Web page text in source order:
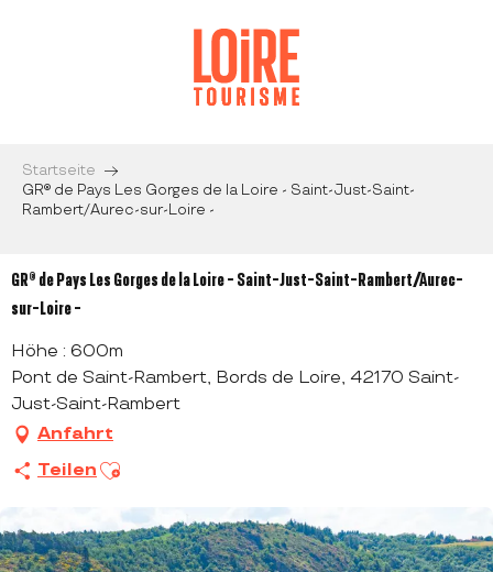
Startseite
GR® de Pays Les Gorges de la Loire - Saint-Just-Saint-
Rambert/Aurec-sur-Loire -
GR® de Pays Les Gorges de la Loire - Saint-Just-Saint-Rambert/Aurec-
sur-Loire -
Höhe : 600m
Pont de Saint-Rambert, Bords de Loire, 42170 Saint-
Just-Saint-Rambert
Anfahrt
Teilen Ajouter aux favoris